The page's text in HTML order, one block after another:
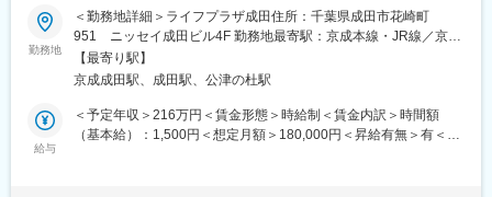
いが続くという仕組みに強みがあります。
変更の範囲：会社の定める業務
ビス及び営業
■労働契約補足：
まずはサービスサポートスタッフ(パート職制／３ヵ月毎に契約更
新)として採用します。パート職制を経て、お客様へのコンサルテ
ィングに必要な基礎知識・基礎スキルを習得し勤務良好の場合、
サービスコーディネーター(正職員)への登用※となります。
※本人希望・業務習熟度・勤務実態等に応じて、サービスコーディ
勤務地
＜勤務地詳細＞ライフプラザ成田住所：千葉県成田市花崎町
951 ニッセイ成田ビル4F 勤務地最寄駅：京成本線・JR線／京成
成田・成田駅受動喫煙対策：屋内全面禁煙変更の範囲：会社の定
める事業所
【最寄り駅】
京成成田駅、成田駅、公津の杜駅
給与
＜予定年収＞216万円＜賃金形態＞時給制＜賃金内訳＞時間額
（基本給）：1,500円＜想定月額＞180,000円＜昇給有無＞有＜残